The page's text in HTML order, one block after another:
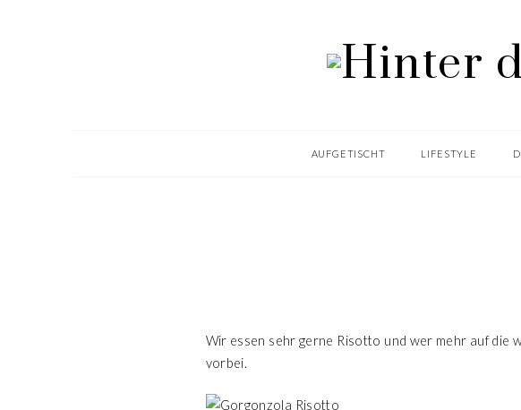
AUFGETISCHT LIFESTYLE
Wir essen sehr gerne Risotto und wer mehr auf die
vorbei.